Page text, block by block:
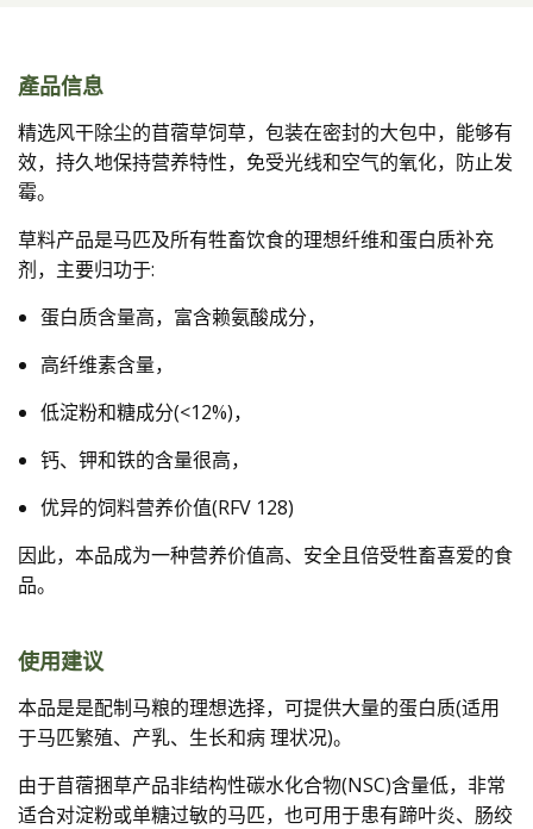
產品信息
精选风干除尘的苜蓿草饲草，包装在密封的大包中，能够有
效，持久地保持营养特性，免受光线和空气的氧化，防止发
霉。
草料产品是马匹及所有牲畜饮食的理想纤维和蛋白质补充
剂，主要归功于:
蛋白质含量高，富含赖氨酸成分，
高纤维素含量，
低淀粉和糖成分(<12%)，
钙、钾和铁的含量很高，
优异的饲料营养价值(RFV 128)
因此，本品成为一种营养价值高、安全且倍受牲畜喜爱的食
品。
使用建议
本品是是配制马粮的理想选择，可提供大量的蛋白质(适用
于马匹繁殖、产乳、生长和病 理状况)。
由于苜蓿捆草产品非结构性碳水化合物(NSC)含量低，非常
适合对淀粉或单糖过敏的马匹，也可用于患有蹄叶炎、肠绞